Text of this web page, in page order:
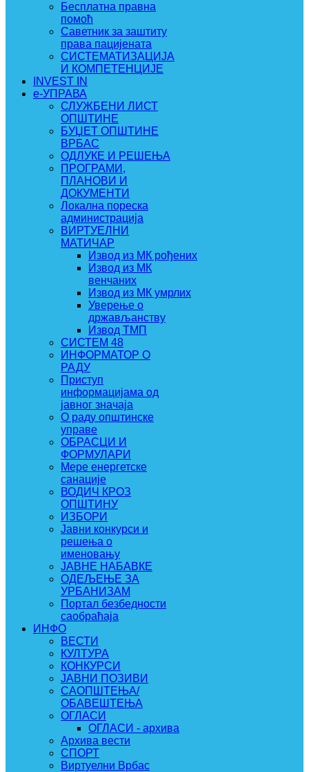
Бесплатна правна
помоћ
Саветник за заштиту
права пацијената
СИСТЕМАТИЗАЦИЈА
И КОМПЕТЕНЦИЈЕ
INVEST IN
e-УПРАВА
СЛУЖБЕНИ ЛИСТ
ОПШТИНЕ
БУЏЕТ ОПШТИНЕ
ВРБАС
ОДЛУКЕ И РЕШЕЊА
ПРОГРАМИ,
ПЛАНОВИ И
ДОКУМЕНТИ
Локална пореска
администрација
ВИРТУЕЛНИ
МАТИЧАР
Извод из МК рођених
Извод из МК
венчаних
Извод из МК умрлих
Уверење о
држављанству
Извод ТМП
СИСТЕМ 48
ИНФОРМАТОР О
РАДУ
Приступ
информацијама од
јавног значаја
О раду општинске
управе
ОБРАСЦИ И
ФОРМУЛАРИ
Мере енергетске
санације
ВОДИЧ КРОЗ
ОПШТИНУ
ИЗБОРИ
Јавни конкурси и
решења о
именовању
ЈАВНЕ НАБАВКЕ
ОДЕЉЕЊЕ ЗА
УРБАНИЗАМ
Портал безбедности
саобраћаја
ИНФО
ВЕСТИ
КУЛТУРА
КОНКУРСИ
ЈАВНИ ПОЗИВИ
САОПШТЕЊА/
ОБАВЕШТЕЊА
ОГЛАСИ
ОГЛАСИ - архива
Архива вести
СПОРТ
Виртуелни Врбас